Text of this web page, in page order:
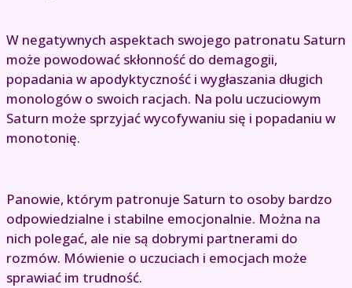
W negatywnych aspektach swojego patronatu Saturn
może powodować skłonność do demagogii,
popadania w apodyktyczność i wygłaszania długich
monologów o swoich racjach. Na polu uczuciowym
Saturn może sprzyjać wycofywaniu się i popadaniu w
monotonię.
Panowie, którym patronuje Saturn to osoby bardzo
odpowiedzialne i stabilne emocjonalnie. Można na
nich polegać, ale nie są dobrymi partnerami do
rozmów. Mówienie o uczuciach i emocjach może
sprawiać im trudność.